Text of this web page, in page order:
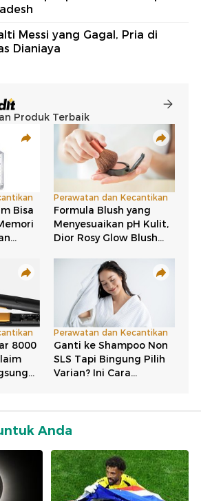
Messi yang Gagal, Pria di
Dianiaya
Anda